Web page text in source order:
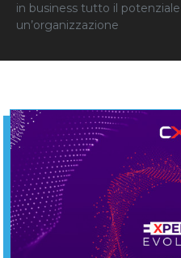
in business tutto il
un’organizzazione